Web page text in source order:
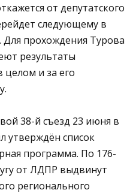
от депутатского
следующему в
прохождения Турова
результаты
целом и за его
38-й съезд 23 июня в
утверждён список
программа. По 176-
от ЛДПР выдвинут
регионального